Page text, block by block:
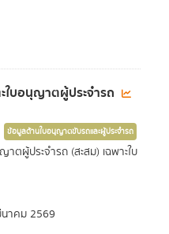
บอนุญาตผู้ประจำรถ
ข้อมูลด้านใบอนุญาตขับรถและผู้ประจำรถ
ตผู้ประจำรถ (สะสม) เฉพาะใบ
าคม 2569